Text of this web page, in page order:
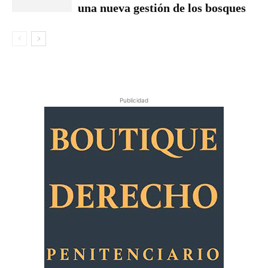
una nueva gestión de los bosques
Publicidad